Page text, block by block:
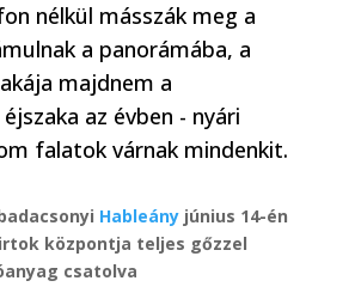
nélkül másszák meg a
a panorámába, a
majdnem a
az évben - nyári
falatok várnak mindenkit.
Hableányjúnius 14-én
központja teljes gőzzel
csatolva